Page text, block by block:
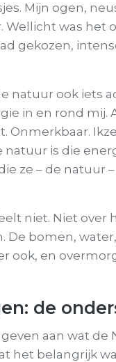
Mijn ogen,
Wellicht was het
gekozen,
natuur ook iets
in en rond mij.
Onmerkbaar.
natuur is die
ze – de
niet. Niet over
De bomen,
ook, en
de
aan wat
het belangrijk